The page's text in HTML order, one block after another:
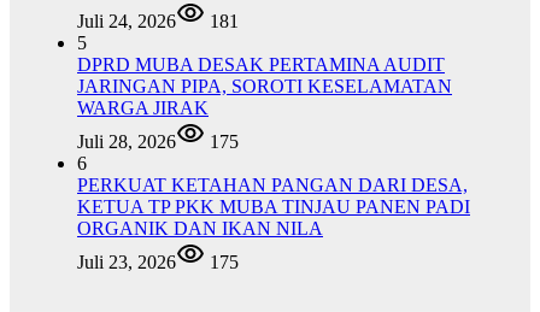
Juli 24, 2026
181
5
DPRD MUBA DESAK PERTAMINA AUDIT
JARINGAN PIPA, SOROTI KESELAMATAN
WARGA JIRAK
Juli 28, 2026
175
6
PERKUAT KETAHAN PANGAN DARI DESA,
KETUA TP PKK MUBA TINJAU PANEN PADI
ORGANIK DAN IKAN NILA
Juli 23, 2026
175